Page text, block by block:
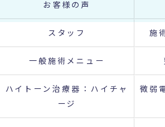
お客様の声
スタッフ 施
一般施術メニュー
ハイトーン治療器：ハイチャ
ージ
微弱